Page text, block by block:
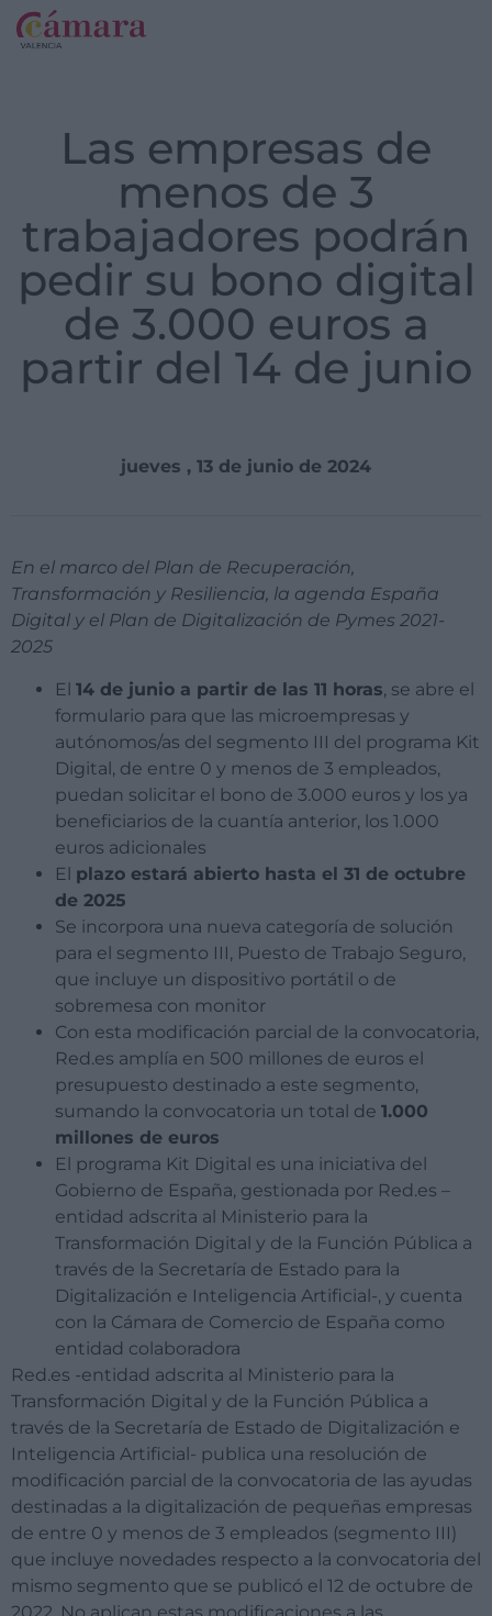
Las empresas de
menos de 3
trabajadores podrán
pedir su bono digital
de 3.000 euros a
partir del 14 de junio
jueves , 13 de junio de 2024
En el marco del Plan de Recuperación,
Transformación y Resiliencia, la agenda España
Digital y el Plan de Digitalización de Pymes 2021-
2025
El 14 de junio a partir de las 11 horas, se abre el
formulario para que las microempresas y
autónomos/as del segmento III del programa Kit
Digital, de entre 0 y menos de 3 empleados,
puedan solicitar el bono de 3.000 euros y los ya
beneficiarios de la cuantía anterior, los 1.000
euros adicionales
El plazo estará abierto hasta el 31 de octubre
de 2025
Se incorpora una nueva categoría de solución
para el segmento III, Puesto de Trabajo Seguro,
que incluye un dispositivo portátil o de
sobremesa con monitor
Con esta modificación parcial de la convocatoria,
Red.es amplía en 500 millones de euros el
presupuesto destinado a este segmento,
sumando la convocatoria un total de 1.000
millones de euros
El programa Kit Digital es una iniciativa del
Gobierno de España, gestionada por Red.es –
entidad adscrita al Ministerio para la
Transformación Digital y de la Función Pública a
través de la Secretaría de Estado para la
Digitalización e Inteligencia Artificial-, y cuenta
con la Cámara de Comercio de España como
entidad colaboradora
Red.es -entidad adscrita al Ministerio para la
Transformación Digital y de la Función Pública a
través de la Secretaría de Estado de Digitalización e
Inteligencia Artificial- publica una resolución de
modificación parcial de la convocatoria de las ayudas
destinadas a la digitalización de pequeñas empresas
de entre 0 y menos de 3 empleados (segmento III)
que incluye novedades respecto a la convocatoria del
mismo segmento que se publicó el 12 de octubre de
2022. No aplican estas modificaciones a las